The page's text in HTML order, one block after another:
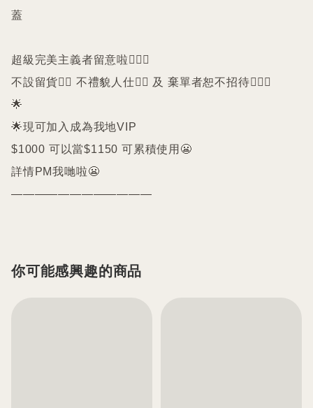
蓋
超級完美主義者留意啦🙇🏻‍♀️
不設留貨🙅‍♀️ 不禮貌人仕🙅‍♀️ 及 棄單者恕不招待🙇🏻‍♀️
🌟
🌟現可加入成為我地VIP
$1000 可以當$1150 可累積使用😬
詳情PM我哋啦😬
————————————
你可能感興趣的商品